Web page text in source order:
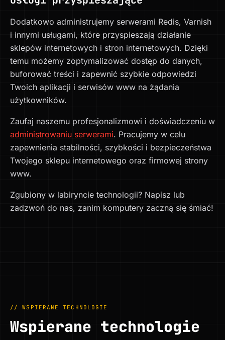
Dodatkowo administrujemy serwerami Redis, Varnish
i innymi usługami, które przyspieszają działanie
sklepów internetowych i stron internetowych. Dzięki
temu możemy zoptymalizować dostęp do danych,
buforować treści i zapewnić szybkie odpowiedzi
Twoich aplikacji i serwisów www na żądania
użytkowników.
Zaufaj naszemu profesjonalizmowi i doświadczeniu w
administrowaniu serwerami. Pracujemy w celu
zapewnienia stabilności, szybkości i bezpieczeństwa
Twojego sklepu internetowego oraz firmowej strony
www.
Zgubiony w labiryncie technologii? Napisz lub
zadzwoń do nas, zanim komputery zaczną się śmiać!
// WSPIERANE TECHNOLOGIE
Wspierane technologie